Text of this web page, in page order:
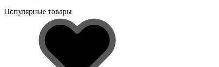
Популярные товары